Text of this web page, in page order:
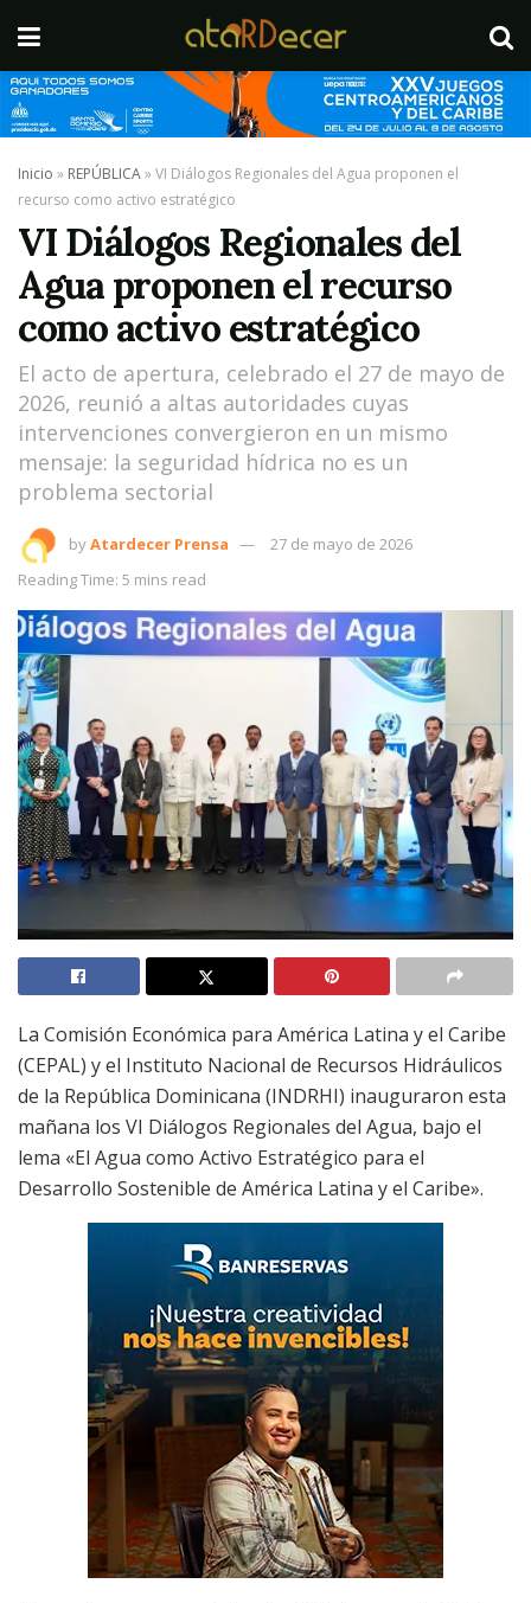
Inicio » REPÚBLICA»VI Diálogos Regionales del Agua proponen el
recurso como activo estratégico
VI Diálogos Regionales del
Agua proponen el recurso
como activo estratégico
El acto de apertura, celebrado el 27 de mayo de
2026, reunió a altas autoridades cuyas
intervenciones convergieron en un mismo
mensaje: la seguridad hídrica no es un
problema sectorial
byAtardecer Prensa
27 de mayo de 2026
Reading Time: 5 mins read
La Comisión Económica para América Latina y el Caribe
(CEPAL) y el Instituto Nacional de Recursos Hidráulicos
de la República Dominicana (INDRHI) inauguraron esta
mañana los VI Diálogos Regionales del Agua, bajo el
lema «El Agua como Activo Estratégico para el
Desarrollo Sostenible de América Latina y el Caribe».